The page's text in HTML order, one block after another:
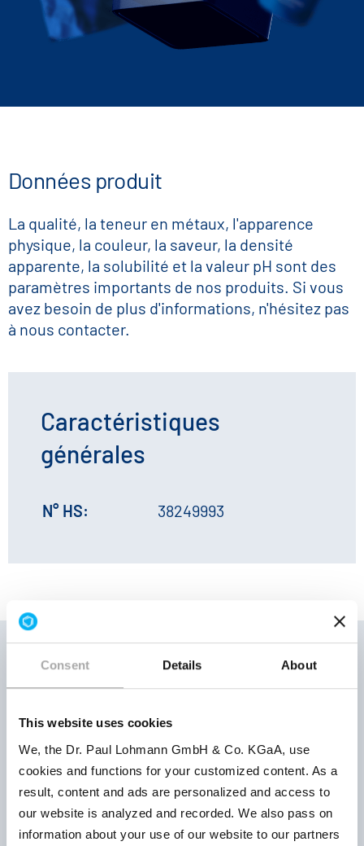
Consent Details About
This website uses cookies
We, the Dr. Paul Lohmann GmbH & Co. KGaA, use
cookies and functions for your customized content. As a
result, content and ads are personalized and access to
our website is analyzed and recorded. We also pass on
information about your use of our website to our partners
Données produit
La qualité, la teneur en métaux, l'apparence
physique, la couleur, la saveur, la densité
apparente, la solubilité et la valeur pH sont des
paramètres importants de nos produits. Si vous
avez besoin de plus d'informations, n'hésitez pas
à nous contacter.
Caractéristiques
générales
N° HS: 38249993
Numéro
produit
Paramètre du
produit
Période de
retest